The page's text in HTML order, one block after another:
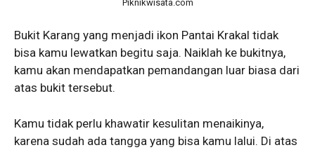
Piknikwisata.com
Bukit Karang yang menjadi ikon Pantai Krakal tidak
bisa kamu lewatkan begitu saja. Naiklah ke bukitnya,
kamu akan mendapatkan pemandangan luar biasa dari
atas bukit tersebut.
Kamu tidak perlu khawatir kesulitan menaikinya,
karena sudah ada tangga yang bisa kamu lalui. Di atas